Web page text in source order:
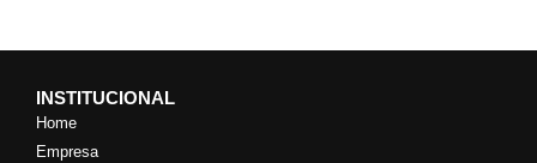
INSTITUCIONAL
Home
Empresa